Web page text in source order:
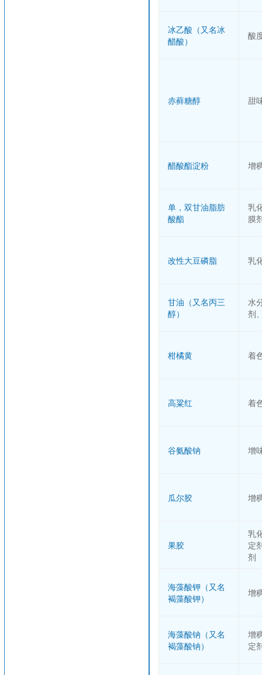
冰乙酸（又名冰
醋酸）
酸
赤藓糖醇 甜
醋酸酯淀粉 增
单，双甘油脂肪
酸酯
乳
膜
改性大豆磷脂 乳
甘油（又名丙三
醇）
水
剂
柑橘黄 着
高粱红 着
谷氨酸钠 增
瓜尔胶 增
果胶
乳
定
剂
海藻酸钾（又名
褐藻酸钾）
增
海藻酸钠（又名
褐藻酸钠）
增
定